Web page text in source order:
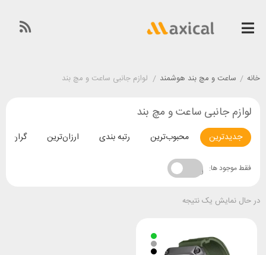
خانه / ساعت و مچ بند هوشمند / لوازم جانبی ساعت و مچ بند
لوازم جانبی ساعت و مچ بند
جدیدترین محبوب‌ترین رتبه بندی ارزان‌ترین
فقط موجود ها:
در حال نمایش یک نتیجه